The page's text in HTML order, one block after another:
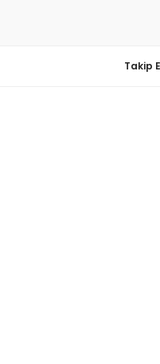
Takip